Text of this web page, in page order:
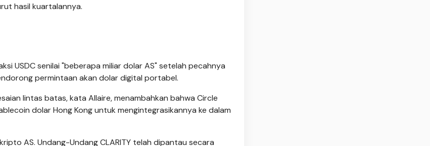
hasil kuartalannya.
USDC senilai "beberapa miliar dolar AS" setelah pecahnya
permintaan akan dolar digital portabel.
lintas batas, kata Allaire, menambahkan bahwa Circle
dolar Hong Kong untuk mengintegrasikannya ke dalam
AS. Undang-Undang CLARITY telah dipantau secara